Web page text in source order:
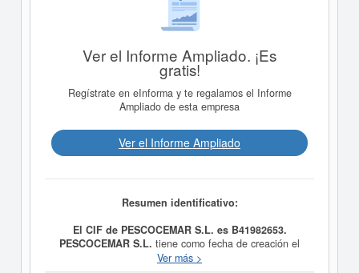
Ver el Informe Ampliado. ¡Es
gratis!
Regístrate en eInforma y te regalamos el Informe
Ampliado de esta empresa
Ver el Informe Ampliado
Resumen identificativo:
El CIF de PESCOCEMAR S.L. es B41982653.
PESCOCEMAR S.L. tiene como fecha de creación el
día 06/05/1999 y su meta es NEGOCIOS DEDICADOS
Ver más >